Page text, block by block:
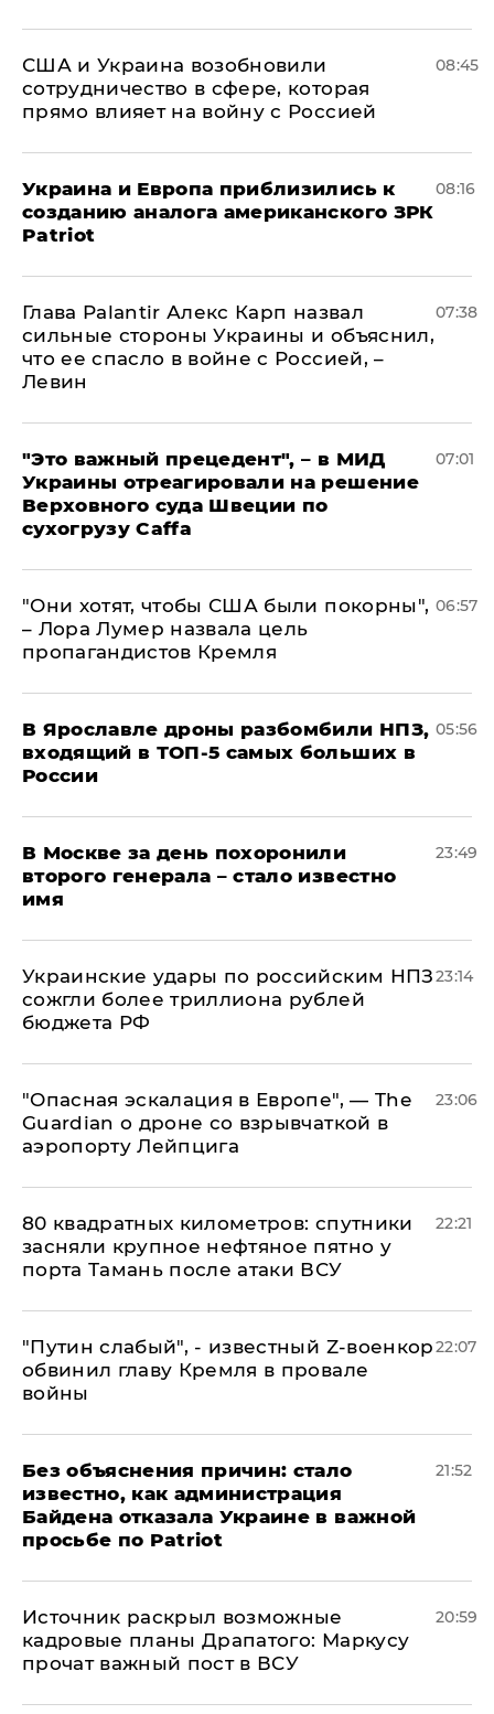
США и Украина возобновили
сотрудничество в сфере, которая
прямо влияет на войну с Россией
08:45
Украина и Европа приблизились к
созданию аналога американского ЗРК
Patriot
08:16
Глава Palantir Алекс Карп назвал
сильные стороны Украины и объяснил,
что ее спасло в войне с Россией, –
Левин
07:38
"Это важный прецедент", – в МИД
Украины отреагировали на решение
Верховного суда Швеции по
сухогрузу Caffa
07:01
"Они хотят, чтобы США были покорны",
– Лора Лумер назвала цель
пропагандистов Кремля
06:57
В Ярославле дроны разбомбили НПЗ,
входящий в ТОП-5 самых больших в
России
05:56
В Москве за день похоронили
второго генерала – стало известно
имя
23:49
Украинские удары по российским НПЗ
сожгли более триллиона рублей
бюджета РФ
23:14
"Опасная эскалация в Европе", — The
Guardian о дроне со взрывчаткой в
аэропорту Лейпцига
23:06
80 квадратных километров: спутники
засняли крупное нефтяное пятно у
порта Тамань после атаки ВСУ
22:21
​"Путин слабый", - известный Z-военкор
обвинил главу Кремля в провале
войны
22:07
Без объяснения причин: стало
известно, как администрация
Байдена отказала Украине в важной
просьбе по Patriot
21:52
​Источник раскрыл возможные
кадровые планы Драпатого: Маркусу
прочат важный пост в ВСУ
20:59